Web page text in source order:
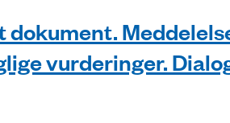
vurderinger.